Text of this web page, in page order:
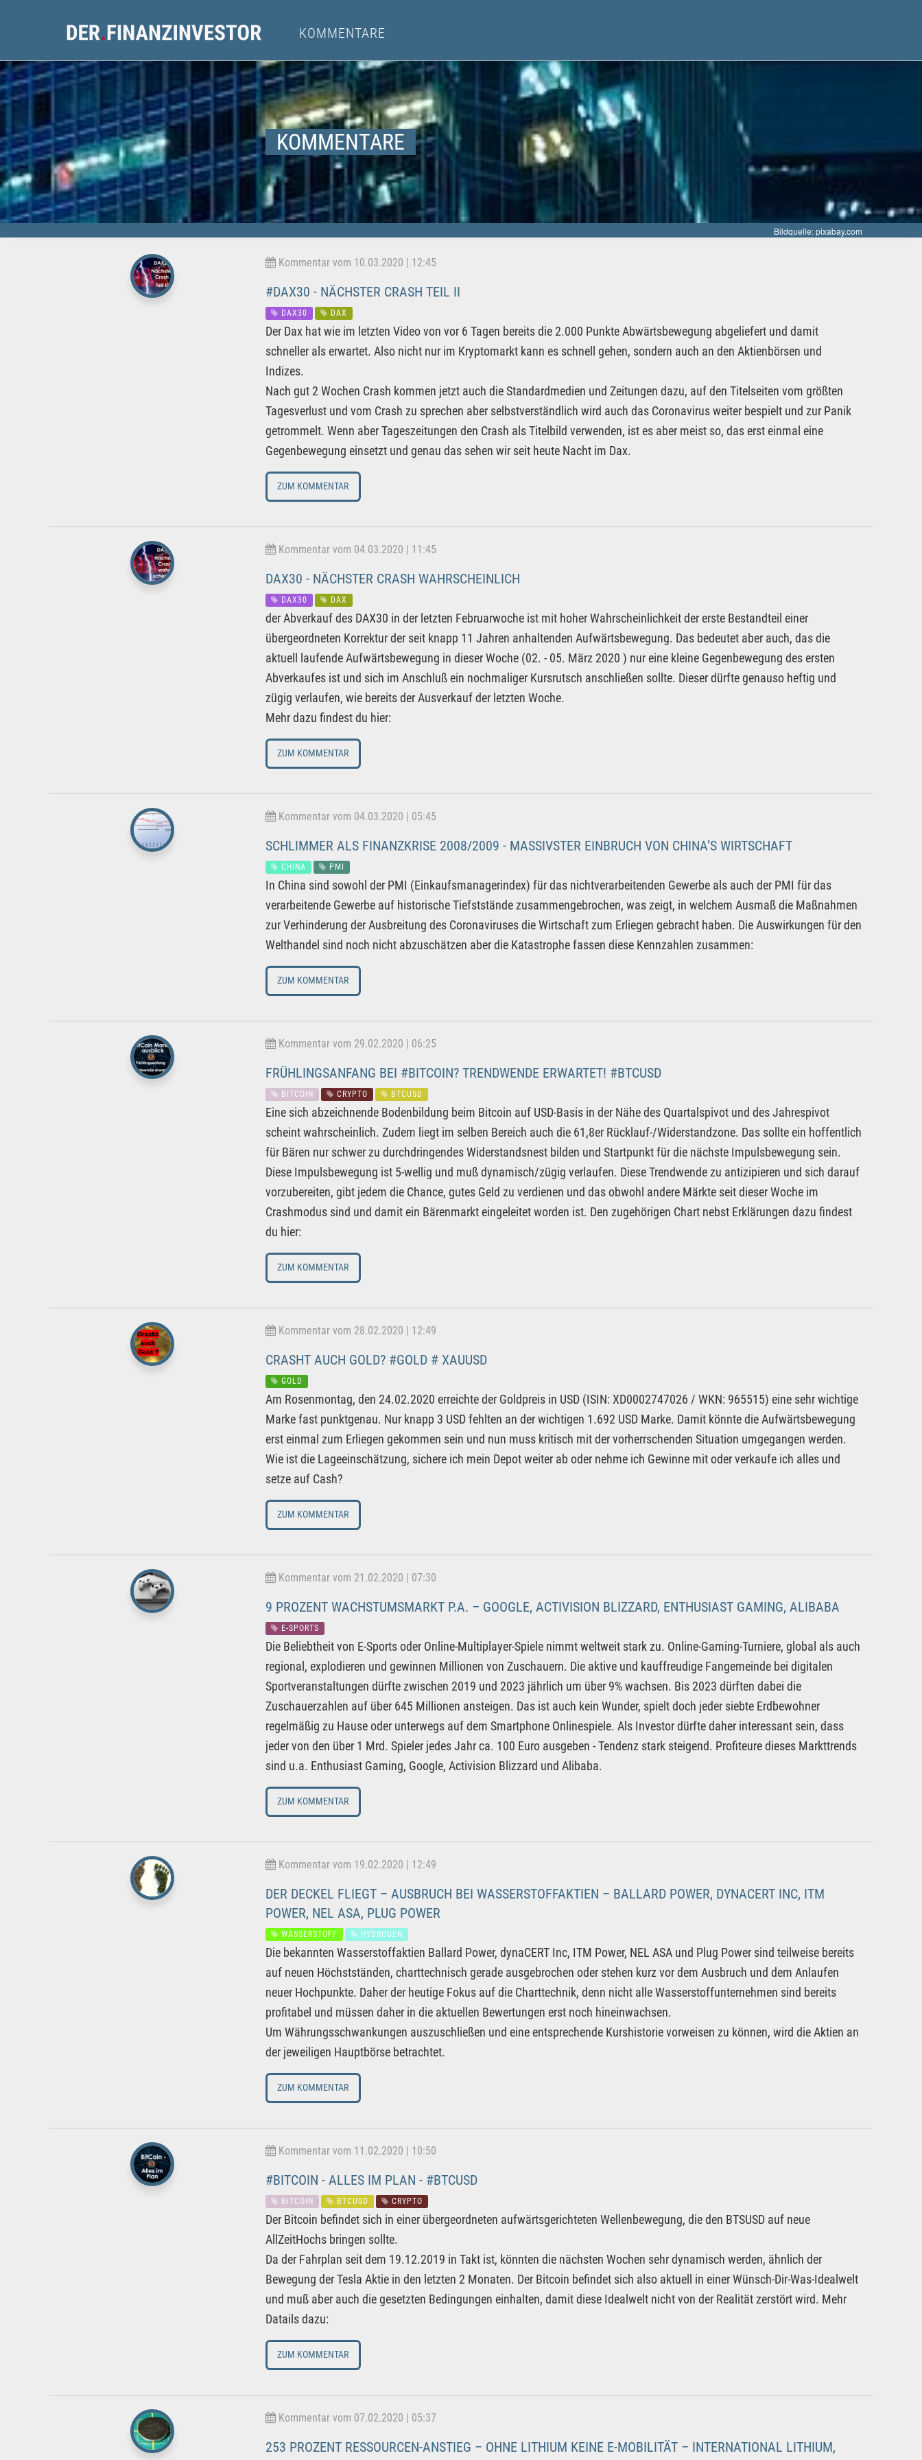
KOMMENTARE
KOMMENTARE
Bildquelle: pixabay.com
Kommentar vom 10.03.2020 | 12:45
#DAX30 - NÄCHSTER CRASH TEIL II
DAX30 DAX
Der Dax hat wie im letzten Video von vor 6 Tagen bereits die 2.000 Punkte Abwärtsbewegung abgeliefert und damit
schneller als erwartet. Also nicht nur im Kryptomarkt kann es schnell gehen, sondern auch an den Aktienbörsen und
Indizes.
Nach gut 2 Wochen Crash kommen jetzt auch die Standardmedien und Zeitungen dazu, auf den Titelseiten vom größten
Tagesverlust und vom Crash zu sprechen aber selbstverständlich wird auch das Coronavirus weiter bespielt und zur Panik
getrommelt. Wenn aber Tageszeitungen den Crash als Titelbild verwenden, ist es aber meist so, das erst einmal eine
Gegenbewegung einsetzt und genau das sehen wir seit heute Nacht im Dax.
ZUM KOMMENTAR
Kommentar vom 04.03.2020 | 11:45
DAX30 - NÄCHSTER CRASH WAHRSCHEINLICH
DAX30 DAX
der Abverkauf des DAX30 in der letzten Februarwoche ist mit hoher Wahrscheinlichkeit der erste Bestandteil einer
übergeordneten Korrektur der seit knapp 11 Jahren anhaltenden Aufwärtsbewegung. Das bedeutet aber auch, das die
aktuell laufende Aufwärtsbewegung in dieser Woche (02. - 05. März 2020 ) nur eine kleine Gegenbewegung des ersten
Abverkaufes ist und sich im Anschluß ein nochmaliger Kursrutsch anschließen sollte. Dieser dürfte genauso heftig und
zügig verlaufen, wie bereits der Ausverkauf der letzten Woche.
Mehr dazu findest du hier:
ZUM KOMMENTAR
Kommentar vom 04.03.2020 | 05:45
SCHLIMMER ALS FINANZKRISE 2008/2009 - MASSIVSTER EINBRUCH VON CHINA’S WIRTSCHAFT
CHINA PMI
In China sind sowohl der PMI (Einkaufsmanagerindex) für das nichtverarbeitenden Gewerbe als auch der PMI für das
verarbeitende Gewerbe auf historische Tiefststände zusammengebrochen, was zeigt, in welchem Ausmaß die Maßnahmen
zur Verhinderung der Ausbreitung des Coronaviruses die Wirtschaft zum Erliegen gebracht haben. Die Auswirkungen für den
Welthandel sind noch nicht abzuschätzen aber die Katastrophe fassen diese Kennzahlen zusammen:
ZUM KOMMENTAR
Kommentar vom 29.02.2020 | 06:25
FRÜHLINGSANFANG BEI #BITCOIN? TRENDWENDE ERWARTET! #BTCUSD
BITCOIN CRYPTO BTCUSD
Eine sich abzeichnende Bodenbildung beim Bitcoin auf USD-Basis in der Nähe des Quartalspivot und des Jahrespivot
scheint wahrscheinlich. Zudem liegt im selben Bereich auch die 61,8er Rücklauf-/Widerstandzone. Das sollte ein hoffentlich
für Bären nur schwer zu durchdringendes Widerstandsnest bilden und Startpunkt für die nächste Impulsbewegung sein.
Diese Impulsbewegung ist 5-wellig und muß dynamisch/zügig verlaufen. Diese Trendwende zu antizipieren und sich darauf
vorzubereiten, gibt jedem die Chance, gutes Geld zu verdienen und das obwohl andere Märkte seit dieser Woche im
Crashmodus sind und damit ein Bärenmarkt eingeleitet worden ist. Den zugehörigen Chart nebst Erklärungen dazu findest
du hier:
ZUM KOMMENTAR
Kommentar vom 28.02.2020 | 12:49
CRASHT AUCH GOLD? #GOLD # XAUUSD
GOLD
Am Rosenmontag, den 24.02.2020 erreichte der Goldpreis in USD (ISIN: XD0002747026 / WKN: 965515) eine sehr wichtige
Marke fast punktgenau. Nur knapp 3 USD fehlten an der wichtigen 1.692 USD Marke. Damit könnte die Aufwärtsbewegung
erst einmal zum Erliegen gekommen sein und nun muss kritisch mit der vorherrschenden Situation umgegangen werden.
Wie ist die Lageeinschätzung, sichere ich mein Depot weiter ab oder nehme ich Gewinne mit oder verkaufe ich alles und
setze auf Cash?
ZUM KOMMENTAR
Kommentar vom 21.02.2020 | 07:30
9 PROZENT WACHSTUMSMARKT P.A. – GOOGLE, ACTIVISION BLIZZARD, ENTHUSIAST GAMING, ALIBABA
E-SPORTS
Die Beliebtheit von E-Sports oder Online-Multiplayer-Spiele nimmt weltweit stark zu. Online-Gaming-Turniere, global als auch
regional, explodieren und gewinnen Millionen von Zuschauern. Die aktive und kauffreudige Fangemeinde bei digitalen
Sportveranstaltungen dürfte zwischen 2019 und 2023 jährlich um über 9% wachsen. Bis 2023 dürften dabei die
Zuschauerzahlen auf über 645 Millionen ansteigen. Das ist auch kein Wunder, spielt doch jeder siebte Erdbewohner
regelmäßig zu Hause oder unterwegs auf dem Smartphone Onlinespiele. Als Investor dürfte daher interessant sein, dass
jeder von den über 1 Mrd. Spieler jedes Jahr ca. 100 Euro ausgeben - Tendenz stark steigend. Profiteure dieses Markttrends
sind u.a. Enthusiast Gaming, Google, Activision Blizzard und Alibaba.
ZUM KOMMENTAR
Kommentar vom 19.02.2020 | 12:49
DER DECKEL FLIEGT – AUSBRUCH BEI WASSERSTOFFAKTIEN – BALLARD POWER, DYNACERT INC, ITM
POWER, NEL ASA, PLUG POWER
WASSERSTOFF HYDROGEN
Die bekannten Wasserstoffaktien Ballard Power, dynaCERT Inc, ITM Power, NEL ASA und Plug Power sind teilweise bereits
auf neuen Höchstständen, charttechnisch gerade ausgebrochen oder stehen kurz vor dem Ausbruch und dem Anlaufen
neuer Hochpunkte. Daher der heutige Fokus auf die Charttechnik, denn nicht alle Wasserstoffunternehmen sind bereits
profitabel und müssen daher in die aktuellen Bewertungen erst noch hineinwachsen.
Um Währungsschwankungen auszuschließen und eine entsprechende Kurshistorie vorweisen zu können, wird die Aktien an
der jeweiligen Hauptbörse betrachtet.
ZUM KOMMENTAR
Kommentar vom 11.02.2020 | 10:50
#BITCOIN - ALLES IM PLAN - #BTCUSD
BITCOIN BTCUSD CRYPTO
Der Bitcoin befindet sich in einer übergeordneten aufwärtsgerichteten Wellenbewegung, die den BTSUSD auf neue
AllZeitHochs bringen sollte.
Da der Fahrplan seit dem 19.12.2019 in Takt ist, könnten die nächsten Wochen sehr dynamisch werden, ähnlich der
Bewegung der Tesla Aktie in den letzten 2 Monaten. Der Bitcoin befindet sich also aktuell in einer Wünsch-Dir-Was-Idealwelt
und muß aber auch die gesetzten Bedingungen einhalten, damit diese Idealwelt nicht von der Realität zerstört wird. Mehr
Datails dazu:
ZUM KOMMENTAR
Kommentar vom 07.02.2020 | 05:37
253 PROZENT RESSOURCEN-ANSTIEG – OHNE LITHIUM KEINE E-MOBILITÄT – INTERNATIONAL LITHIUM,